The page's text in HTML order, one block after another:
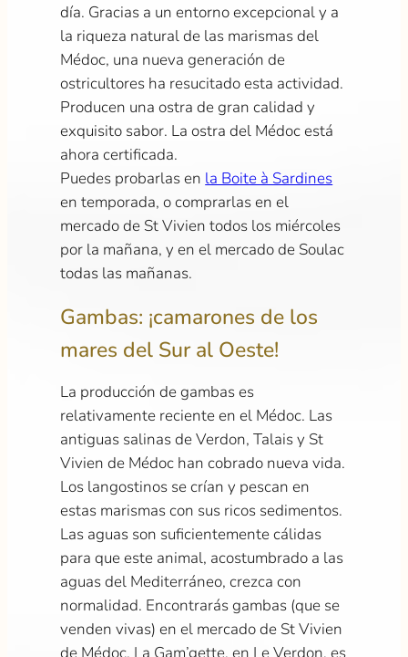
día. Gracias a un entorno excepcional y a
la riqueza natural de las marismas del
Médoc, una nueva generación de
ostricultores ha resucitado esta actividad.
Producen una ostra de gran calidad y
exquisito sabor. La ostra del Médoc está
ahora certificada.
Puedes probarlas en la Boite à Sardines
en temporada, o comprarlas en el
mercado de St Vivien todos los miércoles
por la mañana, y en el mercado de Soulac
todas las mañanas.
Gambas: ¡camarones de los
mares del Sur al Oeste!
La producción de gambas es
relativamente reciente en el Médoc. Las
antiguas salinas de Verdon, Talais y St
Vivien de Médoc han cobrado nueva vida.
Los langostinos se crían y pescan en
estas marismas con sus ricos sedimentos.
Las aguas son suficientemente cálidas
para que este animal, acostumbrado a las
aguas del Mediterráneo, crezca con
normalidad. Encontrarás gambas (que se
venden vivas) en el mercado de St Vivien
de Médoc. La Gam’gette, en Le Verdon, es